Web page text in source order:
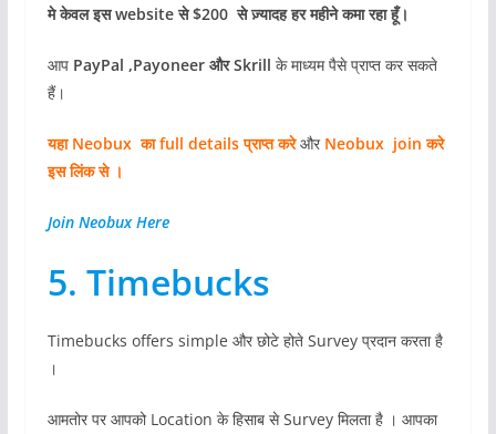
मे केवल इस website से $200 से ज़्यादह हर महीने कमा रहा हूँ।
आप PayPal ,Payoneer और Skrill के माध्यम पैसे प्राप्त कर सकते
हैं।
यहा Neobux का full details प्राप्त करेऔर Neobux join करे
इस लिंक से ।
Join Neobux Here
5. Timebucks
Timebucks offers simple और छोटे होते Survey प्रदान करता है
।
आमतोर पर आपको Location के हिसाब से Survey मिलता है । आपका